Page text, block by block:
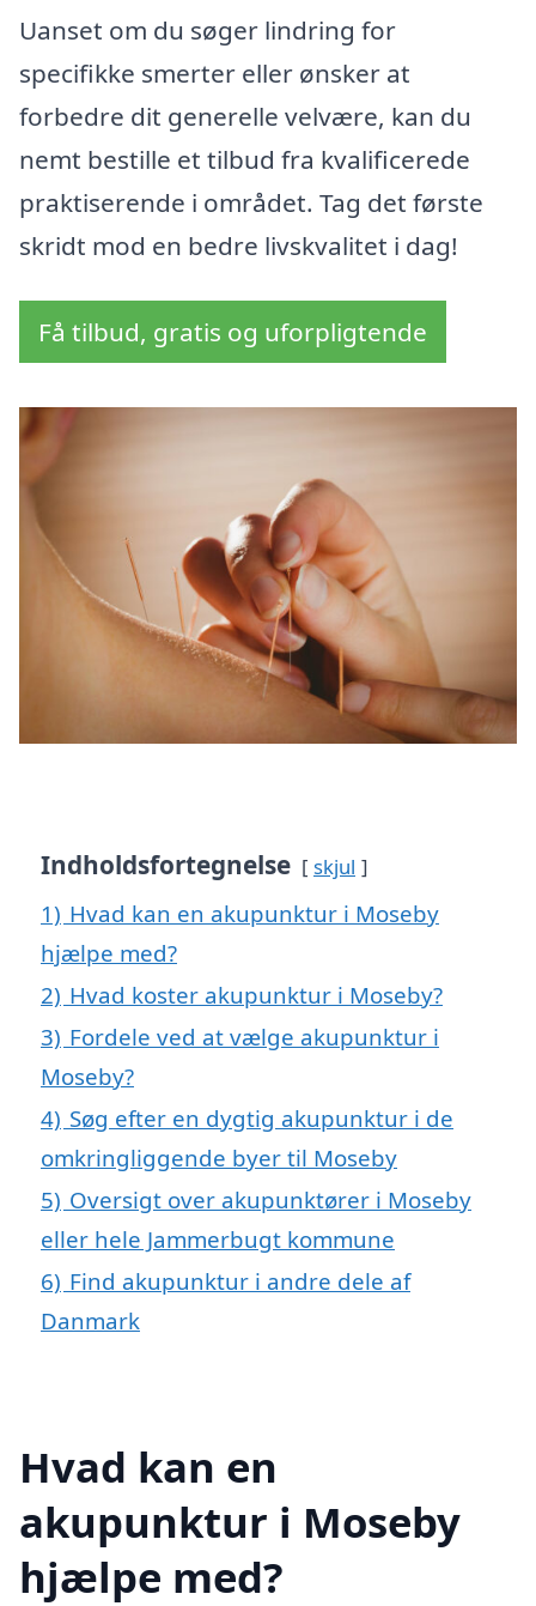
Uanset om du søger lindring for
specifikke smerter eller ønsker at
forbedre dit generelle velvære, kan du
nemt bestille et tilbud fra kvalificerede
praktiserende i området. Tag det første
skridt mod en bedre livskvalitet i dag!
Få tilbud, gratis og uforpligtende
Indholdsfortegnelse skjul
1) Hvad kan en akupunktur i Moseby
hjælpe med?
2) Hvad koster akupunktur i Moseby?
3) Fordele ved at vælge akupunktur i
Moseby?
4) Søg efter en dygtig akupunktur i de
omkringliggende byer til Moseby
5) Oversigt over akupunktører i Moseby
eller hele Jammerbugt kommune
6) Find akupunktur i andre dele af
Danmark
Hvad kan en
akupunktur i Moseby
hjælpe med?